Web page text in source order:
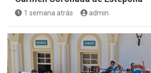
1 semana atrás admin